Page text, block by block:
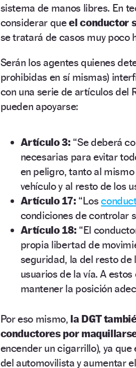
sistema de manos libres. En
considerar queel conductor
se tratará de casos muy poco
Serán los agentes quienes
prohibidas en sí mismas)
con una serie de artículos del
pueden apoyarse:
Artículo 3: “Se deberá
necesarias para evitar
en peligro, tanto al
vehículo y al resto de los
Artículo 17: “Los
condiciones de controlar
Artículo 18: “El
propia libertad de
seguridad, la del resto de
usuarios de la vía. A
mantener la posición
Por eso mismo, la DGT
conductores por
encender un cigarrillo), ya
del automovilista y aumentar